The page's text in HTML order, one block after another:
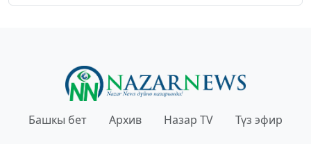
Башкы бет Архив Назар TV Түз эфир